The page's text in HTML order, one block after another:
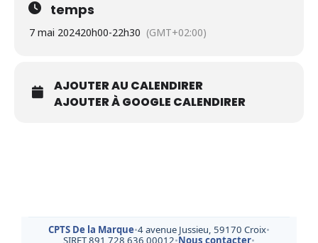
temps
7 mai 202420h00-22h30 (GMT+02:00)
AJOUTER AU CALENDIRER
AJOUTER À GOOGLE CALENDIRER
CPTS De la Marque•4 avenue Jussieu, 59170 Croix•
SIRET 891 728 636 00012•Nous contacter•